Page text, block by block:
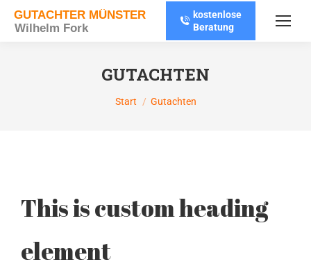
kostenlose
Beratung
GUTACHTEN
Sie befinden sich hier:
Start Gutachten
This is custom heading
element